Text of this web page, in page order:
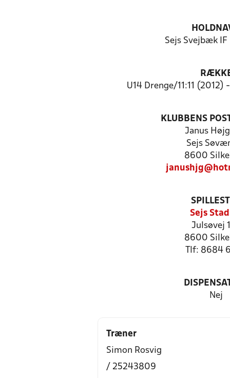
Sejs Svejbæk
U14 Drenge/11:11 (2012)
KLUBBENS
Janus
Sejs
8600
Sejs
Julsøvej
8600
Tlf: 8684
Nej
Træner
Simon Rosvig
/ 25243809